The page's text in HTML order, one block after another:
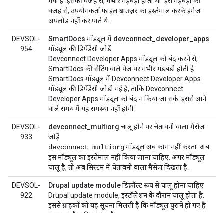
वजह से, उपयोगकर्ता फ़ाइल ब्राउज़र का इस्तेमाल करके इमेज
अपलोड नहीं कर पाते थे.
DEVSOL-
954
SmartDocs मॉड्यूल में devconnect_developer_apps
मॉड्यूल की डिपेंडेंसी जोड़ें
Devconnect Developer Apps मॉड्यूल को बंद करने से,
SmartDocs की सेटिंग वाले पेज पर गंभीर गड़बड़ी होती है.
SmartDocs मॉड्यूल में Devconnect Developer Apps
मॉड्यूल की डिपेंडेंसी जोड़ी गई है, ताकि Devconnect
Developer Apps मॉड्यूल को बंद न किया जा सके. इससे आने
वाले समय में यह समस्या नहीं होगी.
DEVSOL-
933
devconnect_multiorg चालू होने पर चेतावनी वाला मैसेज
जोड़ें
devconnect_multiorgमॉड्यूल अब काम नहीं करता. अब
इस मॉड्यूल का इस्तेमाल नहीं किया जाना चाहिए. अगर मॉड्यूल
चालू है, तो अब सिस्टम में चेतावनी वाला मैसेज दिखता है.
DEVSOL-
922
Drupal update module डिफ़ॉल्ट रूप से चालू होना चाहिए
Drupal update module, इंस्टॉलेशन के दौरान चालू होता है.
इससे ग्राहकों को यह सूचना मिलती है कि मॉड्यूल पुराने हो गए हैं